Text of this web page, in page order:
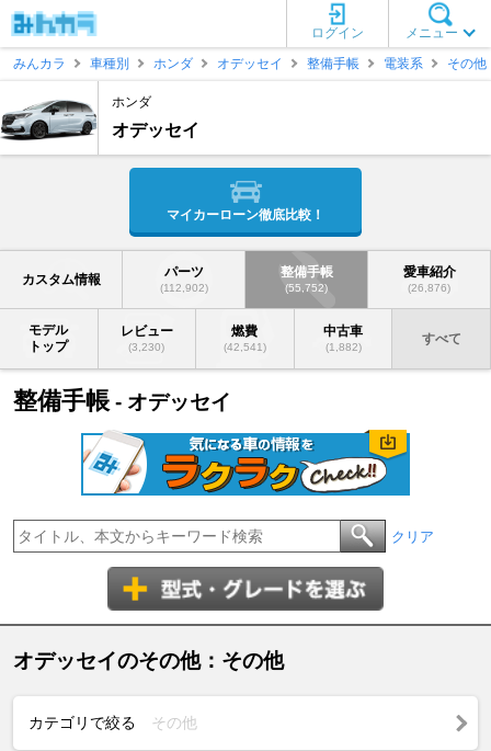
メニュー
ログイン
みんカラ
車種別 ホンダ オデッセイ 整備手帳 電装系 その他
ホンダ
オデッセイ
マイカーローン徹底比較！
カスタム情報 パーツ
(112,902)
整備手帳
(55,752)
愛車紹介
(26,876)
モデル
トップ
レビュー
(3,230)
燃費
(42,541)
中古車
(1,882)
すべて
整備手帳 - オデッセイ
クリア
オデッセイのその他：その他
カテゴリで絞る その他